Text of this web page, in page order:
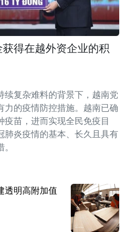
得在越外资企业的积
续复杂难料的背景下，越南党
力的疫情防控措施。越南已确
疫苗，进而实现全民免疫目
肺炎疫情的基本、长久且具有
透明高附加值